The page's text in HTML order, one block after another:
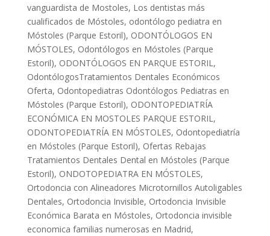
vanguardista de Mostoles, Los dentistas más
cualificados de Móstoles, odontólogo pediatra en
Móstoles (Parque Estoril), ODONTÓLOGOS EN
MÓSTOLES, Odontólogos en Móstoles (Parque
Estoril), ODONTÓLOGOS EN PARQUE ESTORIL,
OdontólogosTratamientos Dentales Económicos
Oferta, Odontopediatras Odontólogos Pediatras en
Móstoles (Parque Estoril), ODONTOPEDIATRÍA
ECONÓMICA EN MOSTOLES PARQUE ESTORIL,
ODONTOPEDIATRÍA EN MÓSTOLES, Odontopediatría
en Móstoles (Parque Estoril), Ofertas Rebajas
Tratamientos Dentales Dental en Móstoles (Parque
Estoril), ONDOTOPEDIATRA EN MÓSTOLES,
Ortodoncia con Alineadores Microtornillos Autoligables
Dentales, Ortodoncia Invisible, Ortodoncia Invisible
Económica Barata en Móstoles, Ortodoncia invisible
economica familias numerosas en Madrid,